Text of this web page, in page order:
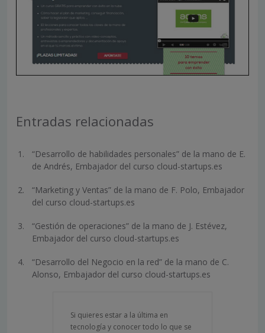
Entradas relacionadas
“Desarrollo de habilidades personales” de la mano de E.
de Andrés, Embajador del curso cloud-startups.es
“Marketing y Ventas” de la mano de F. Polo, Embajador
del curso cloud-startups.es
“Gestión de operaciones” de la mano de J. Estévez,
Embajador del curso cloud-startups.es
“Desarrollo del Negocio en la red” de la mano de C.
Alonso, Embajador del curso cloud-startups.es
Si quieres estar a la última en
tecnología y conocer todo lo que se